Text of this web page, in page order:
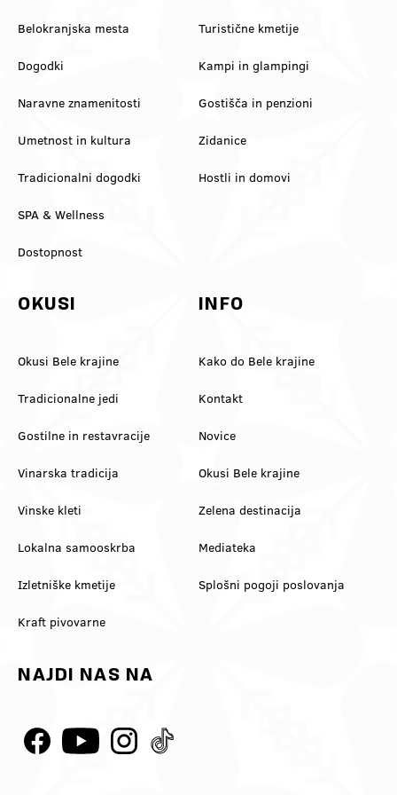
Belokranjska mesta
Dogodki
Naravne znamenitosti
Umetnost in kultura
Tradicionalni dogodki
SPA & Wellness
Dostopnost
Turistične kmetije
Kampi in glampingi
Gostišča in penzioni
Zidanice
Hostli in domovi
OKUSI
Okusi Bele krajine
Tradicionalne jedi
Gostilne in restavracije
Vinarska tradicija
Vinske kleti
Lokalna samooskrba
Izletniške kmetije
Kraft pivovarne
INFO
Kako do Bele krajine
Kontakt
Novice
Okusi Bele krajine
Zelena destinacija
Mediateka
Splošni pogoji poslovanja
NAJDI NAS NA